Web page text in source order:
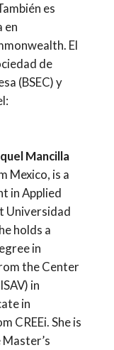
es
en
El
de
(BSEC) y
Mancilla
Mexico, is a
in Applied
Universidad
holds a
in
the Center
in
in
CREEi. She is